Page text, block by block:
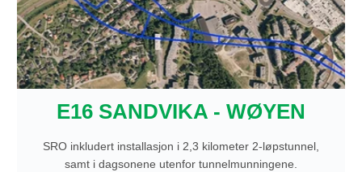
E16 SANDVIKA - WØYEN
SRO inkludert installasjon i 2,3 kilometer 2-løpstunnel,
samt i dagsonene utenfor tunnelmunningene.